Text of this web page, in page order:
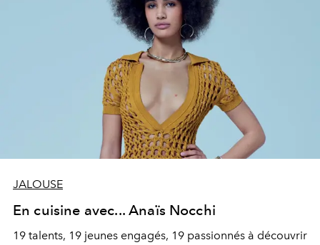
JALOUSE
En cuisine avec... Anaïs Nocchi
19 talents, 19 jeunes engagés, 19 passionnés à découvrir